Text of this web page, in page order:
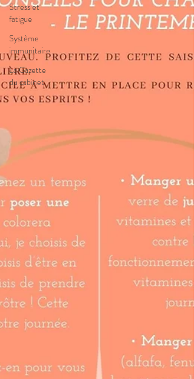
Stress et
fatigue
Système
immunitaire
La Gazette
du cabinet